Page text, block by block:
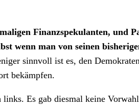
Finanzspekulanten, und
wenn man von seinen
sinnvoll ist es, den
bekämpfen.
Es gab diesmal keine